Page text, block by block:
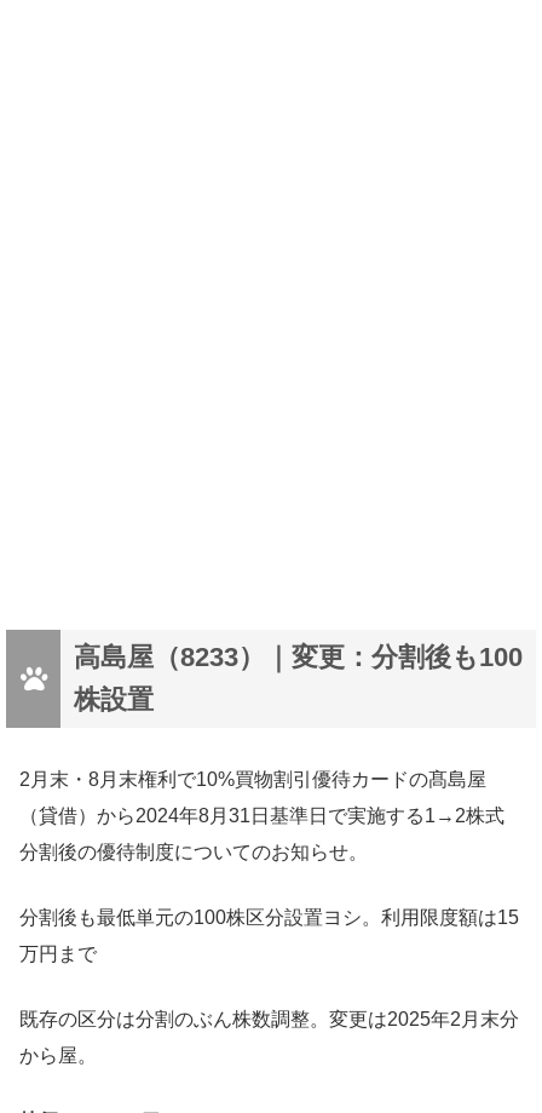
高島屋（8233）｜変更：分割後も100
株設置
2月末・8月末権利で10%買物割引優待カードの髙島屋
（貸借）から2024年8月31日基準日で実施する1→2株式
分割後の優待制度についてのお知らせ。
分割後も最低単元の100株区分設置ヨシ。利用限度額は15
万円まで
既存の区分は分割のぶん株数調整。変更は2025年2月末分
から屋。